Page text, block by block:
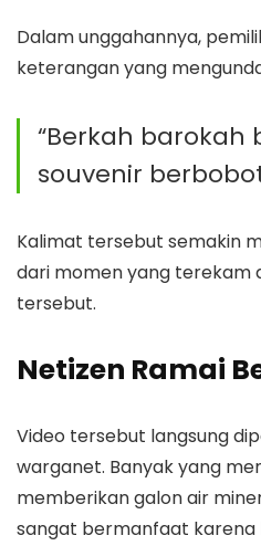
Dalam unggahannya,
keterangan yang
“Berkah barokah
souvenir
Kalimat tersebut semakin
dari momen yang terekam
tersebut.
Netizen Ramai
Video tersebut langsung
warganet. Banyak yang
memberikan galon air
sangat bermanfaat karena